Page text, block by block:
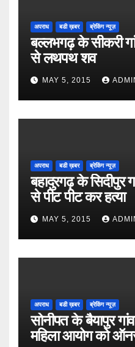
अपराध बडी ख़बर ब्रेकिंग न्यूज़
बल्लभगढ़ के सीकरी
से लथपथ शव
MAY 5, 2015
अपराध बडी ख़बर ब्रेकिंग न्यूज़
बहादुरगढ़ के सिदीपुर
से पीट पीट कर हत्या
MAY 5, 2015
अपराध बडी ख़बर ब्रेकिंग न्यूज़
सोनीपत के बैयापुर
महिला आयोग को